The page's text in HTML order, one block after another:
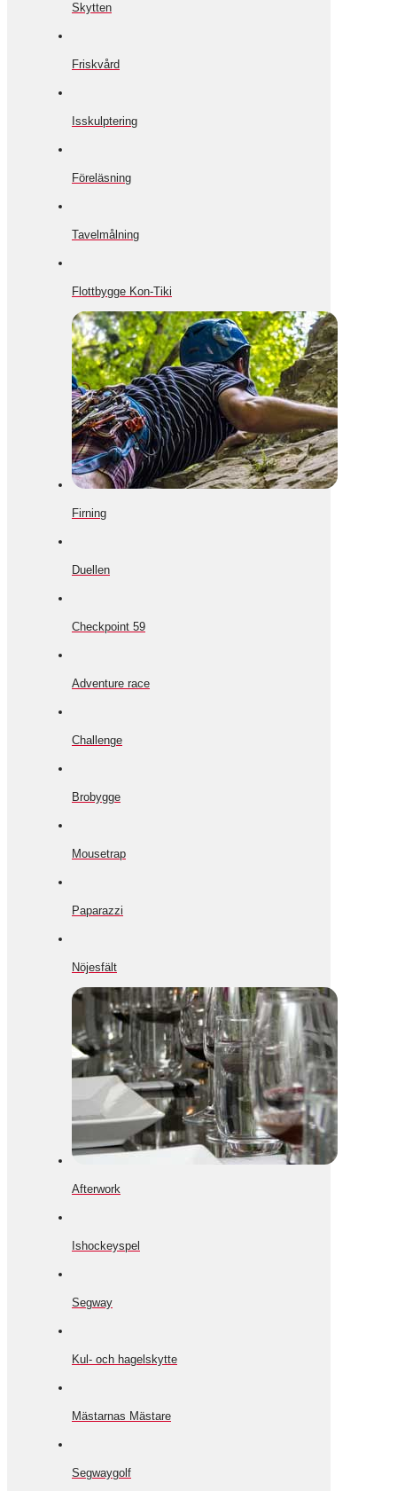
Skytten
Friskvård
Isskulptering
Föreläsning
Tavelmålning
Flottbygge Kon-Tiki
Firning
Duellen
Checkpoint 59
Adventure race
Challenge
Brobygge
Mousetrap
Paparazzi
Nöjesfält
Afterwork
Ishockeyspel
Segway
Kul- och hagelskytte
Mästarnas Mästare
Segwaygolf